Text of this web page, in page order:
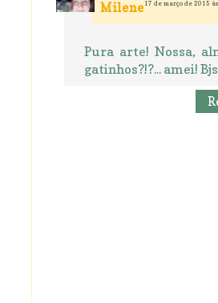
Milene 17 de março de 2015
Pura arte! Nossa,
gatinhos?!?... amei! Bjs